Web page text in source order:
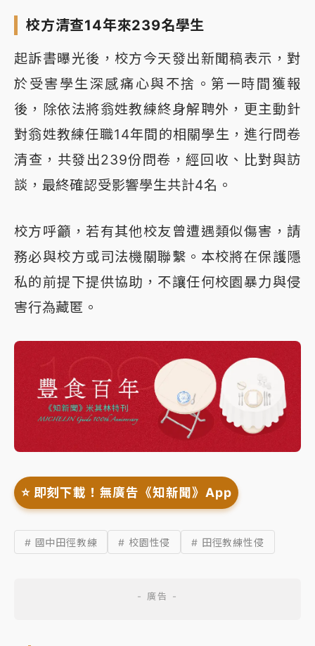
校方清查14年來239名學生
起訴書曝光後，校方今天發出新聞稿表示，對
於受害學生深感痛心與不捨。第一時間獲報
後，除依法將翁姓教練終身解聘外，更主動針
對翁姓教練任職14年間的相關學生，進行問卷
清查，共發出239份問卷，經回收、比對與訪
談，最終確認受影響學生共計4名。
校方呼籲，若有其他校友曾遭遇類似傷害，請
務必與校方或司法機關聯繫。本校將在保護隱
私的前提下提供協助，不讓任何校園暴力與侵
害行為藏匿。
⭐️ 即刻下載！無廣告《知新聞》App
# 國中田徑教練 # 校園性侵 # 田徑教練性侵